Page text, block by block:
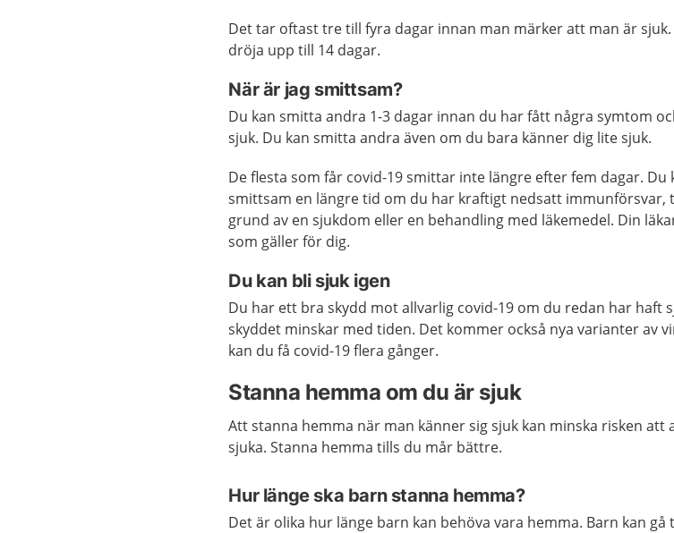
Det tar oftast tre till fyra dagar innan man märker att man är
dröja upp till 14 dagar.
När är jag smittsam?
Du kan smitta andra 1-3 dagar innan du har fått några symtom
sjuk. Du kan smitta andra även om du bara känner dig lite sjuk.
De flesta som får covid-19 smittar inte längre efter fem dagar. Du
smittsam en längre tid om du har kraftigt nedsatt immunförsvar,
grund av en sjukdom eller en behandling med läkemedel. Din
som gäller för dig.
Du kan bli sjuk igen
Du har ett bra skydd mot allvarlig covid-19 om du redan har haft
skyddet minskar med tiden. Det kommer också nya varianter av
kan du få covid-19 flera gånger.
Stanna hemma om du är sjuk
Att stanna hemma när man känner sig sjuk kan minska risken att
sjuka. Stanna hemma tills du mår bättre.
Hur länge ska barn stanna hemma?
Det är olika hur länge barn kan behöva vara hemma. Barn kan gå